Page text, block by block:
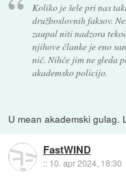
Koliko je šele pri nas
družboslovnih faksov.
zaupal niti nadzora
njihove članke je eno
nič. Nihče jim ne gleda
akademsko policijo.
U mean akademski gulag.
FastWIND
:: 10. apr 2024, 18:30